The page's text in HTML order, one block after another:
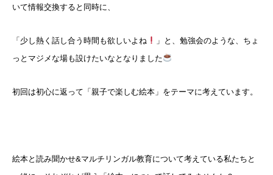
いて情報交換すると同時に、
「少し熱く話し合う時間も欲しいよね
」と、勉強会のような、ちょ
っとマジメな場も設けたいなとなりました
初回は初心に返って「親子で楽しむ絵本」をテーマに考えています。
絵本と読み聞かせ&マルチリンガル教育について考えている私たちと